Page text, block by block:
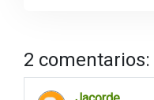
2 comentarios: